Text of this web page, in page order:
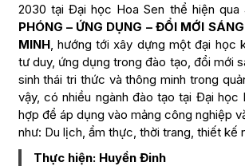
2030 tại Đại học Hoa Sen thể hiện
PHÓNG – ỨNG DỤNG – ĐỔI MỚI
MINH, hướng tới xây dựng một đại học
tư duy, ứng dụng trong đào tạo, đổi mới
sinh thái tri thức và thông minh trong
vậy, có nhiều ngành đào tạo tại Đại học
hợp để áp dụng vào mảng công nghiệp
như: Du lịch, ẩm thực, thời trang, thiết kế
Thực hiện: Huyền Đinh